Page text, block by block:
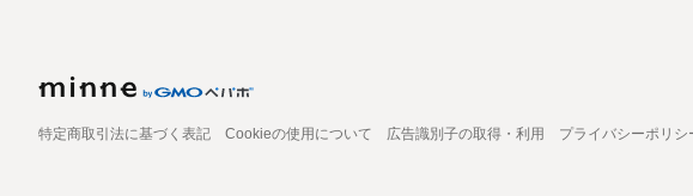
特定商取引法に基づく表記 Cookieの使用について 広告識別子の取得・利用 プライバシーポリシ